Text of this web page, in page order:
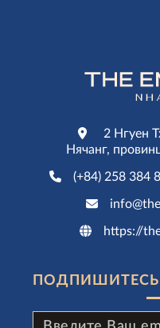
2 Нгуен
Нячанг,
(+84) 258 384
https://